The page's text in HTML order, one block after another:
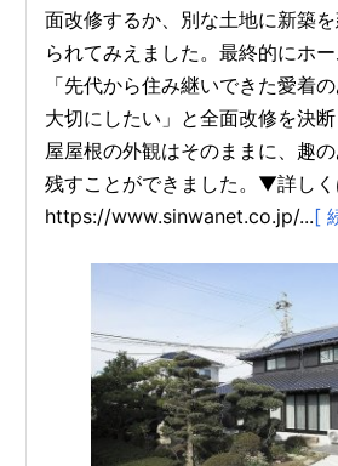
面改修するか、別な土地に新築
られてみえました。最終的にホー
「先代から住み継いできた愛着
大切にしたい」と全面改修を決
屋屋根の外観はそのままに、趣
残すことができました。▼詳しく
https://www.sinwanet.co.jp/...[